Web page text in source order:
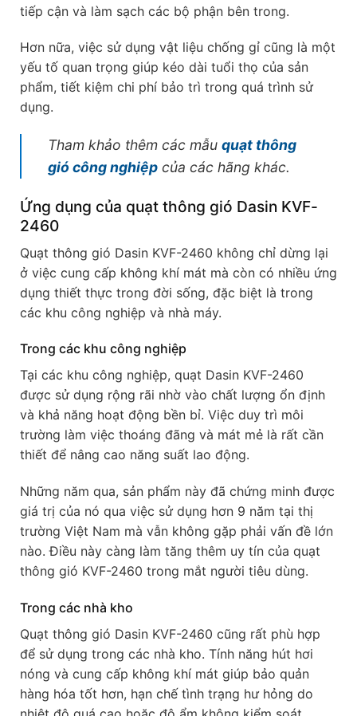
tiếp cận và làm sạch các bộ phận bên trong.
Hơn nữa, việc sử dụng vật liệu chống gỉ cũng là một
yếu tố quan trọng giúp kéo dài tuổi thọ của sản
phẩm, tiết kiệm chi phí bảo trì trong quá trình sử
dụng.
Tham khảo thêm các mẫu quạt thông
gió công nghiệp của các hãng khác.
Ứng dụng của quạt thông gió Dasin KVF-
2460
Quạt thông gió Dasin KVF-2460 không chỉ dừng lại
ở việc cung cấp không khí mát mà còn có nhiều ứng
dụng thiết thực trong đời sống, đặc biệt là trong
các khu công nghiệp và nhà máy.
Trong các khu công nghiệp
Tại các khu công nghiệp, quạt Dasin KVF-2460
được sử dụng rộng rãi nhờ vào chất lượng ổn định
và khả năng hoạt động bền bỉ. Việc duy trì môi
trường làm việc thoáng đãng và mát mẻ là rất cần
thiết để nâng cao năng suất lao động.
Những năm qua, sản phẩm này đã chứng minh được
giá trị của nó qua việc sử dụng hơn 9 năm tại thị
trường Việt Nam mà vẫn không gặp phải vấn đề lớn
nào. Điều này càng làm tăng thêm uy tín của quạt
thông gió KVF-2460 trong mắt người tiêu dùng.
Trong các nhà kho
Quạt thông gió Dasin KVF-2460 cũng rất phù hợp
để sử dụng trong các nhà kho. Tính năng hút hơi
nóng và cung cấp không khí mát giúp bảo quản
hàng hóa tốt hơn, hạn chế tình trạng hư hỏng do